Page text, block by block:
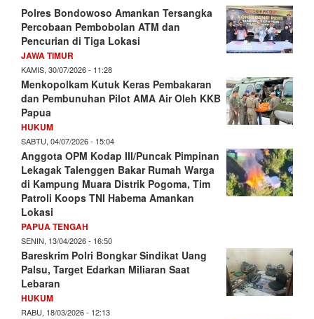
Polres Bondowoso Amankan Tersangka
Percobaan Pembobolan ATM dan
Pencurian di Tiga Lokasi
JAWA TIMUR
KAMIS, 30/07/2026 - 11:28
Menkopolkam Kutuk Keras Pembakaran
dan Pembunuhan Pilot AMA Air Oleh KKB
Papua
HUKUM
SABTU, 04/07/2026 - 15:04
Anggota OPM Kodap III/Puncak Pimpinan
Lekagak Talenggen Bakar Rumah Warga
di Kampung Muara Distrik Pogoma, Tim
Patroli Koops TNI Habema Amankan
Lokasi
PAPUA TENGAH
SENIN, 13/04/2026 - 16:50
Bareskrim Polri Bongkar Sindikat Uang
Palsu, Target Edarkan Miliaran Saat
Lebaran
HUKUM
RABU, 18/03/2026 - 12:13